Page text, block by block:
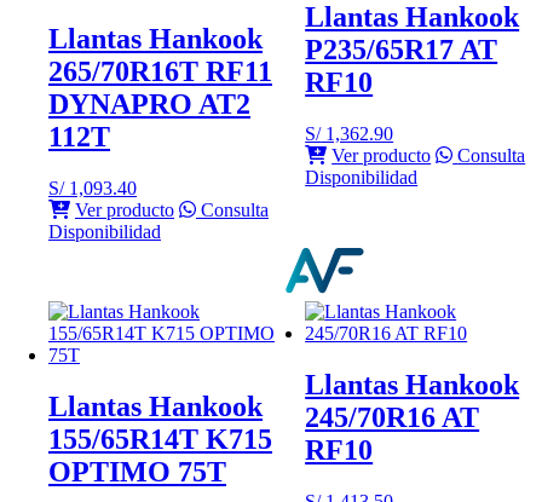
Llantas Hankook
265/70R16T RF11
DYNAPRO AT2
112T
S/1,093.40
Ver producto
Consulta
Disponibilidad
Llantas Hankook
P235/65R17 AT
RF10
S/1,362.90
Ver producto
Consulta
Disponibilidad
Llantas Hankook
155/65R14T K715
OPTIMO 75T
Llantas Hankook
245/70R16 AT
RF10